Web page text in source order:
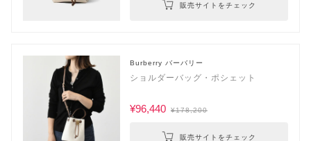
販売サイトをチェック
Burberry バーバリー
ショルダーバッグ・ポシェット
¥96,440 ¥178,200
販売サイトをチェック